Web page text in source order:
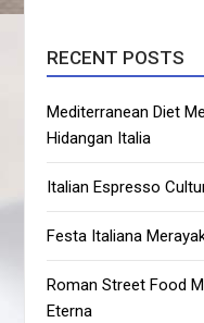
RECENT POSTS
Mediterranean Diet
Hidangan Italia
Italian Espresso
Festa Italiana
Roman Street Food
Eterna